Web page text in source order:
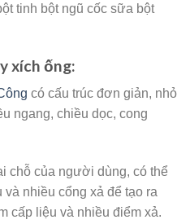
tinh bột ngũ cốc sữa bột
xích ống:
có cấu trúc đơn giản, nhỏ
ngang, chiều dọc, cong
chỗ của người dùng, có thể
nhiều cổng xả để tạo ra
cấp liệu và nhiều điểm xả.